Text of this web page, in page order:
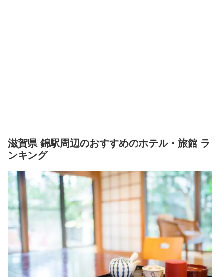
滋賀県 錦駅周辺のおすすめのホテル・旅館 ラ
ンキング